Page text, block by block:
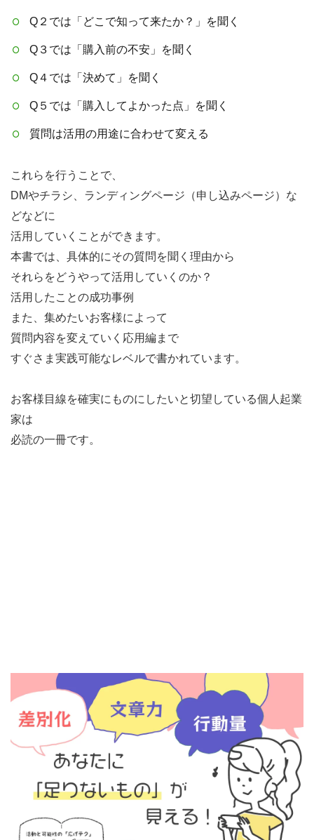
Q２では「どこで知って来たか？」を聞く
Q３では「購入前の不安」を聞く
Q４では「決めて」を聞く
Q５では「購入してよかった点」を聞く
質問は活用の用途に合わせて変える
これらを行うことで、
DMやチラシ、ランディングページ（申し込みページ）な
どなどに
活用していくことができます。
本書では、具体的にその質問を聞く理由から
それらをどうやって活用していくのか？
活用したことの成功事例
また、集めたいお客様によって
質問内容を変えていく応用編まで
すぐさま実践可能なレベルで書かれています。
お客様目線を確実にものにしたいと切望している個人起業
家は
必読の一冊です。